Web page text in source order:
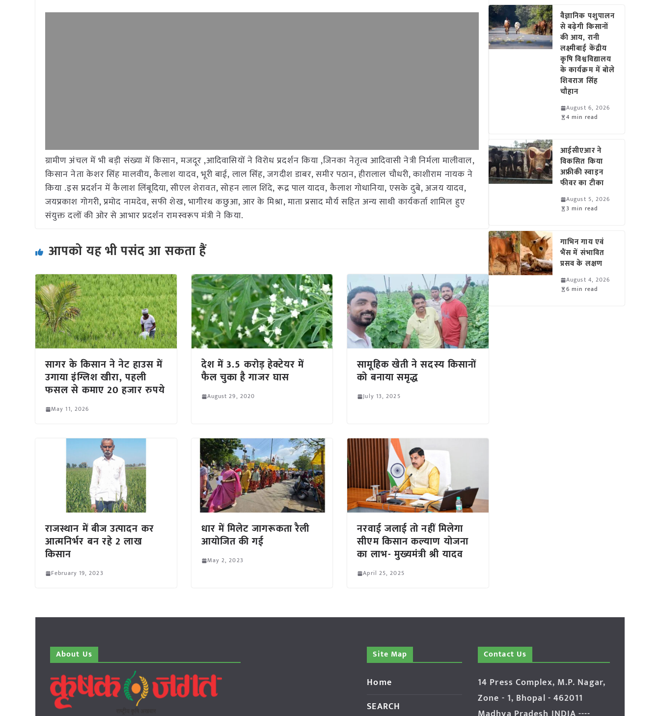
ग्रामीण अंचल में भी बड़ी संख्या में किसान, मजदूर ,आदिवासियों ने विरोध प्रदर्शन किया ,जिनका नेतृत्व आदिवासी नेत्री निर्मला मालीवाल,
किसान नेता केशर सिंह मालवीय, कैलाश यादव, भूरी बाई, लाल सिंह, जगदीश डाबर, समीर पठान, हीरालाल चौधरी, काशीराम नायक ने
किया .इस प्रदर्शन में कैलाश लिंबूदिया, सीएल शेरावत, सोहन लाल शिंदे, रूद्र पाल यादव, कैलाश गोधानिया, एसके दुबे, अजय यादव,
जयप्रकाश गोगरी, प्रमोद नामदेव, सफी शेख, भागीरथ कछुआ, आर के मिश्रा, माता प्रसाद मौर्य सहित अन्य साथी कार्यकर्ता शामिल हुए
संयुक्त दलों की ओर से आभार प्रदर्शन रामस्वरूप मंत्री ने किया.
आपको यह भी पसंद आ सकता हैं
सागर के किसान ने नेट हाउस में
उगाया इंग्लिश खीरा, पहली
फसल से कमाए 20 हजार रुपये
May 11, 2026
देश में 3.5 करोड़ हेक्टेयर में
फैल चुका है गाजर घास
August 29, 2020
सामूहिक खेती ने सदस्य किसानों
को बनाया समृद्ध
July 13, 2025
राजस्थान में बीज उत्पादन कर
आत्मनिर्भर बन रहे 2 लाख
किसान
February 19, 2023
धार में मिलेट जागरूकता रैली
आयोजित की गई
May 2, 2023
नरवाई जलाई तो नहीं मिलेगा
सीएम किसान कल्याण योजना
का लाभ- मुख्यमंत्री श्री यादव
April 25, 2025
वैज्ञानिक पशुपालन
से बढ़ेगी किसानों
की आय, रानी
लक्ष्मीबाई केंद्रीय
कृषि विश्वविद्यालय
के कार्यक्रम में बोले
शिवराज सिंह
चौहान
August 6, 2026
4 min read
आईसीएआर ने
विकसित किया
अफ्रीकी स्वाइन
फीवर का टीका
August 5, 2026
3 min read
गाभिन गाय एवं
भैंस में संभावित
प्रसव के लक्षण
August 4, 2026
6 min read
About Us Site Map
Home
SEARCH
Contact Us
14 Press Complex, M.P. Nagar,
Zone - 1, Bhopal - 462011